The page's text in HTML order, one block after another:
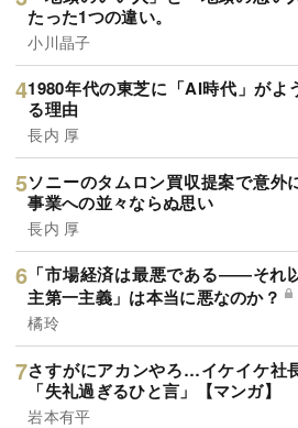
たった1つの違い。
小川晶子
1980年代の東芝に「AI時代」がよ
る理由
長内 厚
ソニーのタムロン買収提案で意外
事業への並々ならぬ思い
長内 厚
「市場経済は最悪である――それ
主第一主義」は本当に悪なのか？
橘玲
さすがにアカンやろ…イケイケ社
「失礼過ぎるひと言」【マンガ】
岩本有平